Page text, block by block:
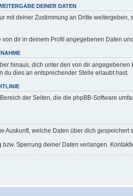
DEINER DATEN
mit deiner Zustimmung an Dritte
von dir in deinem Profil angegebenen Daten
hinaus, dich unter den von dir
du dies an entsprechender Stelle erlaubt hast.
der Seiten, die die phpBB-Software
Auskunft, welche Daten über dich gespeichert
bzw. Sperrung deiner Daten verlangen.